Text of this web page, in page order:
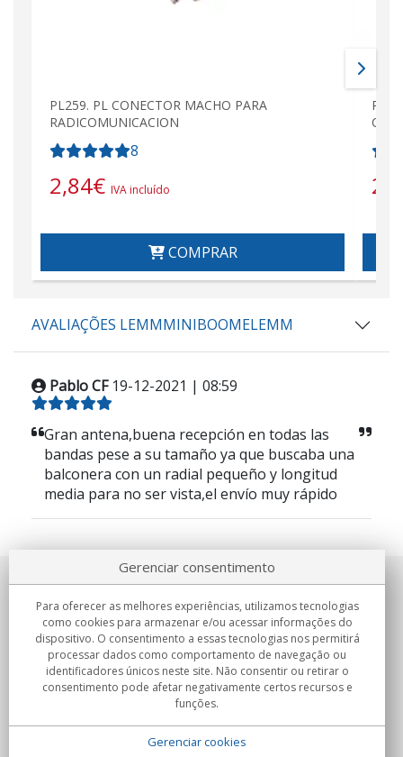
PL259. PL CONECTOR MACHO PARA
RADICOMUNICACION
8
2,84€ IVA incluído
COMPRAR
AVALIAÇÕES LEMMMINIBOOMELEMM
Pablo CF 19-12-2021 | 08:59
Gran antena,buena recepción en todas las
bandas pese a su tamaño ya que buscaba una
balconera con un radial pequeño y longitud
media para no ser vista,el envío muy rápido
Sobre nosotros
Compromissos
Compras
Gerenciar consentimento
Para oferecer as melhores experiências, utilizamos tecnologias
como cookies para armazenar e/ou acessar informações do
dispositivo. O consentimento a essas tecnologias nos permitirá
processar dados como comportamento de navegação ou
identificadores únicos neste site. Não consentir ou retirar o
consentimento pode afetar negativamente certos recursos e
funções.
Gerenciar cookies